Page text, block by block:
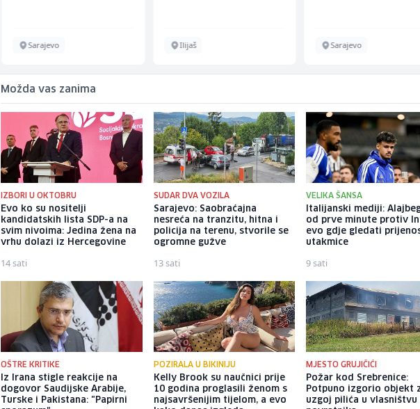
Sarajevo Ilijaš Sarajevo
Možda vas zanima
IZBORI U OKTOBRU
Evo ko su nositelji
kandidatskih lista SDP-a na
svim nivoima: Jedina žena na
vrhu dolazi iz Hercegovine
14 sati
SUDAR DVA VOZILA
Sarajevo: Saobraćajna
nesreća na tranzitu, hitna i
policija na terenu, stvorile se
ogromne gužve
13 sati
VELIKA ŠANSA
Italijanski mediji:
od prve minute protiv
evo gdje gledati
utakmice
9 sati
OŠTRE KRITIKE
Iz Irana stigle reakcije na
dogovor Saudijske Arabije,
Turske i Pakistana: "Papirni
POZIRALA U BIKINIJU
Kelly Brook su naučnici prije
10 godina proglasili ženom s
najsavršenijim tijelom, a evo
MJESTO GRUJIČIĆI
Požar kod Srebrenice:
Potpuno izgorio objekt
uzgoj pilića u vlasništvu